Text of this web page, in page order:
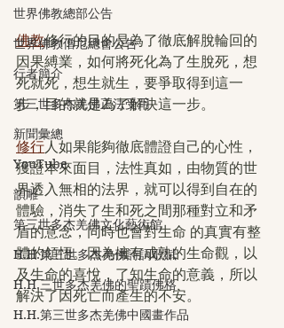
世界佛教總部公告
世界佛教僧尼總會公告
行者簡介
第三世多杰羌佛正法受用
新聞彙總
YouTube
韻雕
第三世多杰羌佛文化藝術館
H.H.第三世多杰羌佛詩詞歌賦
H.H.三世多杰羌佛的聖蹟佛格
H.H.第三世多杰羌佛中國畫作品
佛教修行的目的是為了徹底解脫輪回的
因果縛業，如何將死化為了生脫死，想
死就死，想生就生，要爭取得到這一
步，目的就是為了解決這一步。
修行 人如果能夠徹底體證自己的心性，
獲證本來面目，法性真如，由物質的世
界透入無相的法界，就可以得到自在的
體驗，消失了生和死之間那種對立和矛
盾的意念，同時也會對生命 的真實有整
體的領悟。因為擁有成熟的生命觀，以
及生命的喜悅，了知生命的意義，所以
解決了因死亡而產生的不安。